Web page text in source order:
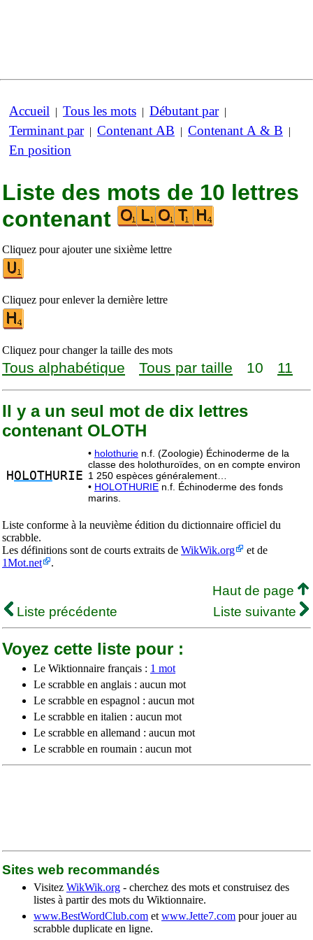
Accueil | Tous les mots | Débutant par|
Terminant par| Contenant AB | Contenant A & B |
En position
Liste des mots de 10 lettres
contenant
Cliquez pour ajouter une sixième lettre
Cliquez pour enlever la dernière lettre
Cliquez pour changer la taille des mots
Tous alphabétique Tous par taille 10 11
Il y a un seul mot de dix lettres
contenant OLOTH
H OLOTH URIE
• holothurie n.f. (Zoologie) Échinoderme de la
classe des holothuroïdes, on en compte environ
1 250 espèces généralement…
• HOLOTHURIE n.f. Échinoderme des fonds
marins.
Liste conforme à la neuvième édition du dictionnaire officiel du
scrabble.
Les définitions sont de courts extraits de WikWik.org
et de
1Mot.net
.
Haut de page
Liste précédente
Liste suivante
Voyez cette liste pour :
Le Wiktionnaire français : 1 mot
Le scrabble en anglais : aucun mot
Le scrabble en espagnol : aucun mot
Le scrabble en italien : aucun mot
Le scrabble en allemand : aucun mot
Le scrabble en roumain : aucun mot
Sites web recommandés
Visitez WikWik.org - cherchez des mots et construisez des
listes à partir des mots du Wiktionnaire.
www.BestWordClub.com et www.Jette7.com pour jouer au
scrabble duplicate en ligne.